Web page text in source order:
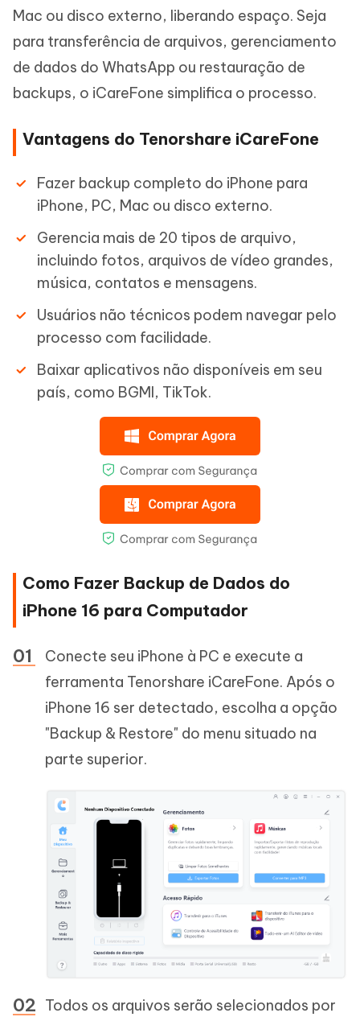
Mac ou disco externo, liberando espaço. Seja
para transferência de arquivos, gerenciamento
de dados do WhatsApp ou restauração de
backups, o iCareFone simplifica o processo.
Vantagens do Tenorshare iCareFone
Fazer backup completo do iPhone para
iPhone, PC, Mac ou disco externo.
Gerencia mais de 20 tipos de arquivo,
incluindo fotos, arquivos de vídeo grandes,
música, contatos e mensagens.
Usuários não técnicos podem navegar pelo
processo com facilidade.
Baixar aplicativos não disponíveis em seu
país, como BGMI, TikTok.
Como Fazer Backup de Dados do
iPhone 16 para Computador
Conecte seu iPhone à PC e execute a
ferramenta Tenorshare iCareFone. Após o
iPhone 16 ser detectado, escolha a opção
"Backup & Restore" do menu situado na
parte superior.
Todos os arquivos serão selecionados por